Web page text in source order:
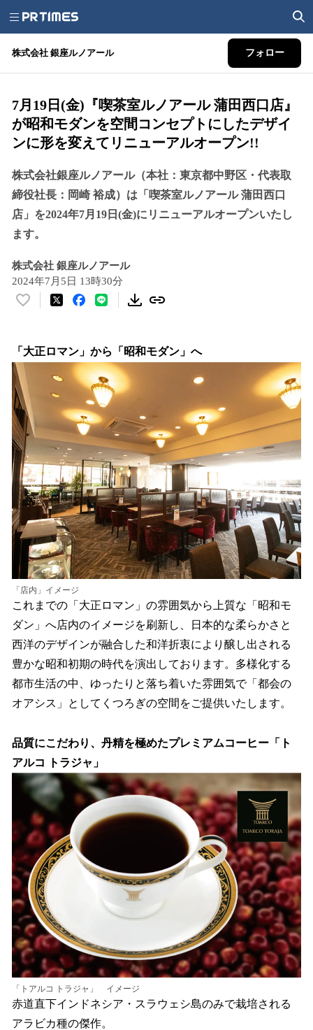
株式会社 銀座ルノアール フォロー
7月19日(金)『喫茶室ルノアール 蒲田西口店』
が昭和モダンを空間コンセプトにしたデザイ
ンに形を変えてリニューアルオープン!!
株式会社銀座ルノアール（本社：東京都中野区・代表取
締役社長：岡崎 裕成）は「喫茶室ルノアール 蒲田西口
店」を2024年7月19日(金)にリニューアルオープンいたし
ます。
株式会社 銀座ルノアール
2024年7月5日 13時30分
い
！
数
を
読
み
込
み
中
で
す
「大正ロマン」から「昭和モダン」へ
「店内」イメージ
これまでの「大正ロマン」の雰囲気から上質な「昭和モ
ダン」へ店内のイメージを刷新し、日本的な柔らかさと
西洋のデザインが融合した和洋折衷により醸し出される
豊かな昭和初期の時代を演出しております。多様化する
都市生活の中、ゆったりと落ち着いた雰囲気で「都会の
オアシス」としてくつろぎの空間をご提供いたします。
品質にこだわり、丹精を極めたプレミアムコーヒー「ト
アルコ トラジャ」
「トアルコ トラジャ」 イメージ
赤道直下インドネシア・スラウェシ島のみで栽培される
アラビカ種の傑作。